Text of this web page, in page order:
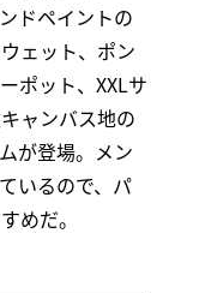
ドペイントの
ェット、ポン
ポット、XXLサ
ャンバス地の
が登場。メン
いるので、パ
めだ。